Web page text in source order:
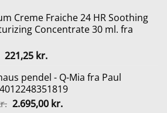
Creme Fraiche 24 HR Soothing
Concentrate 30 ml. fra
Den
pris
var:
295,00 kr..
221,25 kr.Den
pris
er:
221,25 kr..
pendel - Q-Mia fra Paul
Den
2.695,00 kr.Den